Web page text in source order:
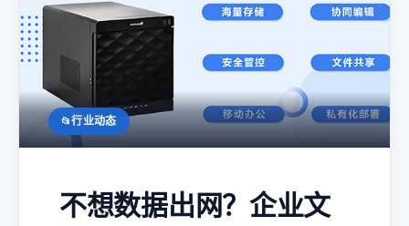
行业动态
不想数据出网？企业文